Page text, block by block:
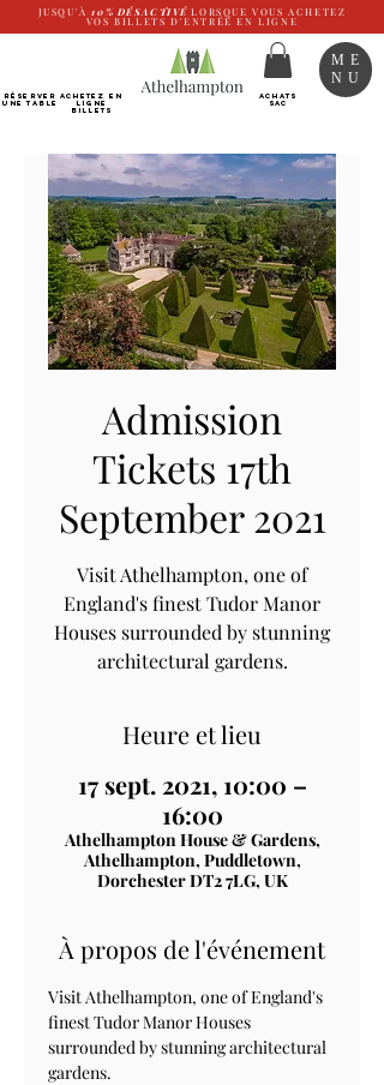
JUSQU'À 10% DÉSACTIVÉ LORSQUE VOUS ACHETEZ
VOS BILLETS D'ENTRÉE EN LIGNE
RÉSERVER
UNE TABLE
Achetez EN
LIGNE
Billets
ACHATS
SAC
ME
NU
Admission
Tickets 17th
September 2021
Visit Athelhampton, one of
England's finest Tudor Manor
Houses surrounded by stunning
architectural gardens.
Heure et lieu
17 sept. 2021, 10:00 –
16:00
Athelhampton House & Gardens,
Athelhampton, Puddletown,
Dorchester DT2 7LG, UK
À propos de l'événement
Visit Athelhampton, one of England's
finest Tudor Manor Houses
surrounded by stunning architectural
gardens.